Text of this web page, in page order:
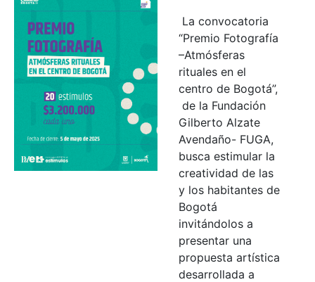
La convocatoria
“Premio Fotografía
–Atmósferas
rituales en el
centro de Bogotá”,
de la Fundación
Gilberto Alzate
Avendaño- FUGA,
busca estimular la
creatividad de las
y los habitantes de
Bogotá
invitándolos a
presentar una
propuesta artística
desarrollada a